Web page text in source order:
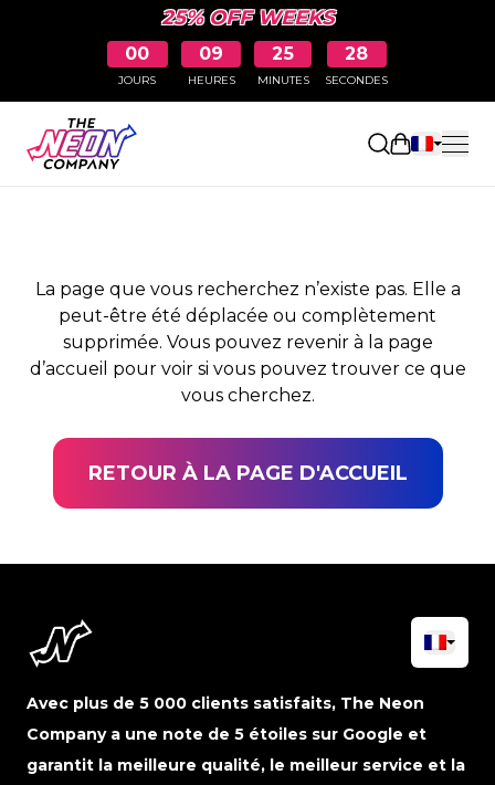
25% OFF WEEKS
00
JOURS
09
HEURES
25
MINUTES
28
SECONDES
Ouvrir le
PAGE NON TROUVÉE
La page que vous recherchez n’existe pas. Elle a
peut-être été déplacée ou complètement
supprimée. Vous pouvez revenir à la page
d’accueil pour voir si vous pouvez trouver ce que
vous cherchez.
RETOUR À LA PAGE D'ACCUEIL
Avec plus de 5 000 clients satisfaits, The Neon
Company a une note de 5 étoiles sur Google et
garantit la meilleure qualité, le meilleur service et la